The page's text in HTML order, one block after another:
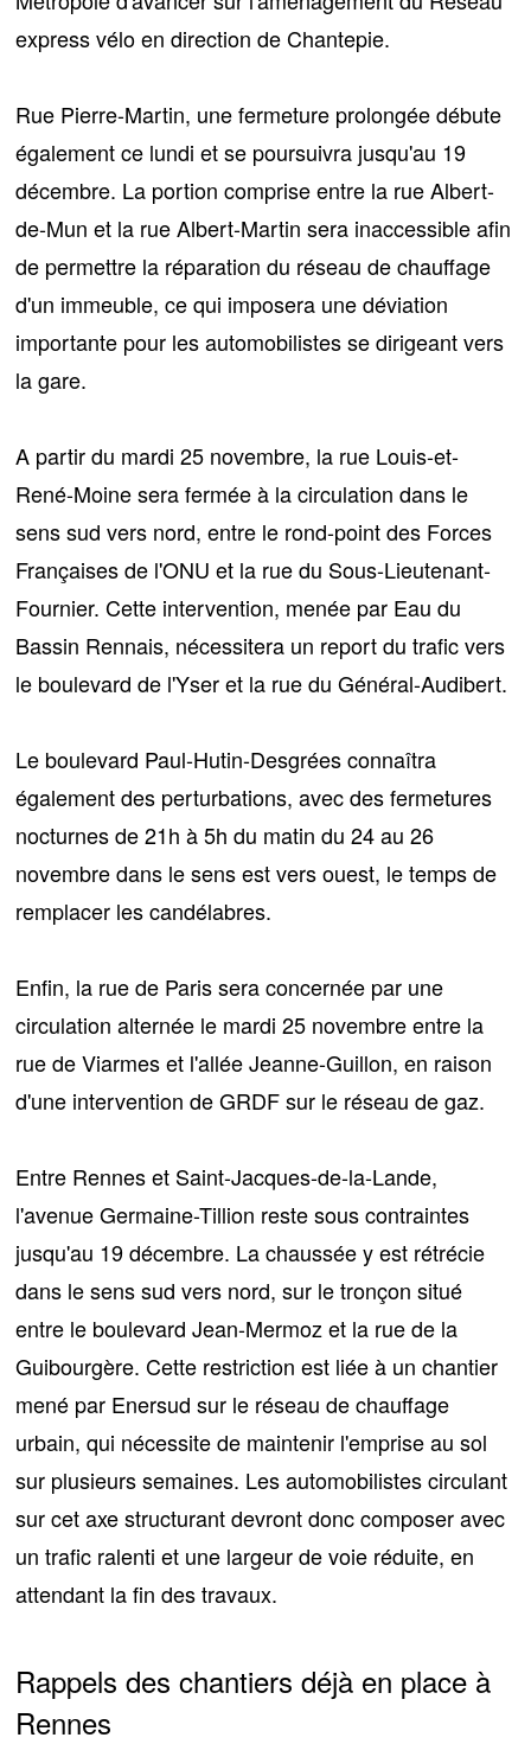
express vélo en direction de Chantepie.
Rue Pierre-Martin, une fermeture prolongée débute
également ce lundi et se poursuivra jusqu'au 19
décembre. La portion comprise entre la rue Albert-
de-Mun et la rue Albert-Martin sera inaccessible afin
de permettre la réparation du réseau de chauffage
d'un immeuble, ce qui imposera une déviation
importante pour les automobilistes se dirigeant vers
la gare.
A partir du mardi 25 novembre, la rue Louis-et-
René-Moinesera fermée à la circulation dans le
sens sud vers nord, entre le rond-point des Forces
Françaises de l'ONU et la rue du Sous-Lieutenant-
Fournier. Cette intervention, menée par Eau du
Bassin Rennais, nécessitera un report du trafic vers
le boulevard de l'Yser et la rue du Général-Audibert.
Le boulevard Paul-Hutin-Desgréesconnaîtra
également des perturbations, avec des fermetures
nocturnes de 21h à 5h du matin du 24 au 26
novembre dans le sens est vers ouest, le temps de
remplacer les candélabres.
Enfin, la rue de Parissera concernée par une
circulation alternée le mardi 25 novembre entre la
rue de Viarmes et l'allée Jeanne-Guillon, en raison
d'une intervention de GRDF sur le réseau de gaz.
Entre Rennes et Saint-Jacques-de-la-Lande,
l'avenue Germaine-Tillion reste sous contraintes
jusqu'au 19 décembre. La chaussée y est rétrécie
dans le sens sud vers nord, sur le tronçon situé
entre le boulevard Jean-Mermoz et la rue de la
Guibourgère. Cette restriction est liée à un chantier
mené par Enersud sur le réseau de chauffage
urbain, qui nécessite de maintenir l'emprise au sol
sur plusieurs semaines. Les automobilistes circulant
sur cet axe structurant devront donc composer avec
un trafic ralenti et une largeur de voie réduite, en
attendant la fin des travaux.
Rappels des chantiers déjà en place à
Rennes